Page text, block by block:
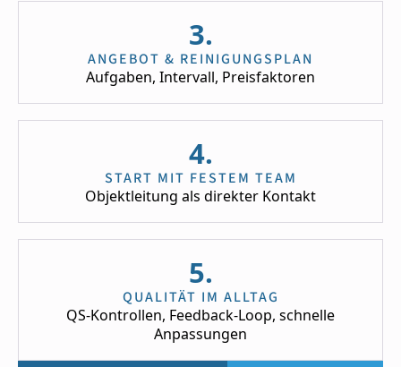
3.
ANGEBOT & REINIGUNGSPLAN
Aufgaben, Intervall, Preisfaktoren
4.
START MIT FESTEM TEAM
Objektleitung als direkter Kontakt
5.
QUALITÄT IM ALLTAG
QS-Kontrollen, Feedback-Loop, schnelle
Anpassungen